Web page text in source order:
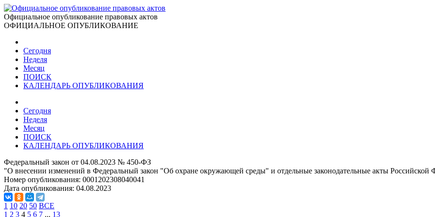
Официальное опубликование правовых актов
ОФИЦИАЛЬНОЕ ОПУБЛИКОВАНИЕ
Сегодня
Неделя
Месяц
ПОИСК
КАЛЕНДАРЬ ОПУБЛИКОВАНИЯ
Сегодня
Неделя
Месяц
ПОИСК
КАЛЕНДАРЬ ОПУБЛИКОВАНИЯ
Федеральный закон от 04.08.2023 № 450-ФЗ
"О внесении изменений в Федеральный закон "Об охране окружающей среды" и отдельные законодательные акты Российской
Номер опубликования: 0001202308040041
Дата опубликования: 04.08.2023
1 10 20 50 ВСЕ
1 2 3 4 5 6 7 ... 13